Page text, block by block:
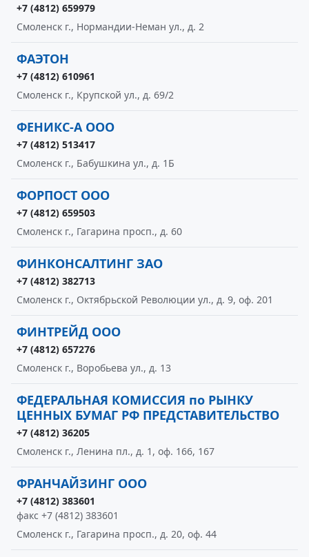
+7 (4812) 659979
Смоленск г., Нормандии-Неман ул., д. 2
ФАЭТОН
+7 (4812) 610961
Смоленск г., Крупской ул., д. 69/2
ФЕНИКС-А ООО
+7 (4812) 513417
Смоленск г., Бабушкина ул., д. 1Б
ФОРПОСТ ООО
+7 (4812) 659503
Смоленск г., Гагарина просп., д. 60
ФИНКОНСАЛТИНГ ЗАО
+7 (4812) 382713
Смоленск г., Октябрьской Революции ул., д. 9, оф. 201
ФИНТРЕЙД ООО
+7 (4812) 657276
Смоленск г., Воробьева ул., д. 13
ФЕДЕРАЛЬНАЯ КОМИССИЯ по РЫНКУ
ЦЕННЫХ БУМАГ РФ ПРЕДСТАВИТЕЛЬСТВО
+7 (4812) 36205
Смоленск г., Ленина пл., д. 1, оф. 166, 167
ФРАНЧАЙЗИНГ ООО
+7 (4812) 383601
факс +7 (4812) 383601
Смоленск г., Гагарина просп., д. 20, оф. 44